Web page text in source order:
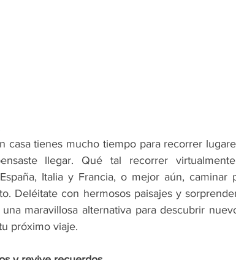
casa tienes mucho tiempo para recorrer
llegar. Qué tal recorrer
Italia y Francia, o mejor aún,
Deléitate con hermosos paisajes y
maravillosa alternativa para descubrir
próximo viaje.